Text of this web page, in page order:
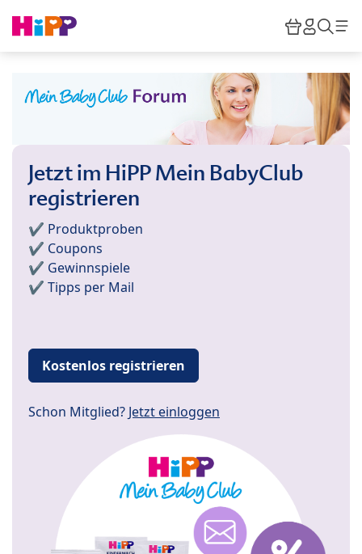
HiPP
Jetzt im HiPP Mein BabyClub
registrieren
✔️ Produktproben
✔️ Coupons
✔️ Gewinnspiele
✔️ Tipps per Mail
Kostenlos registrieren
Schon Mitglied? Jetzt einloggen